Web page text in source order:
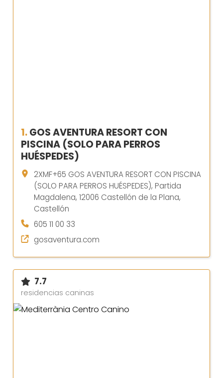
1.GOS AVENTURA RESORT CON
PISCINA (SOLO PARA PERROS
HUÉSPEDES)
2XMF+65 GOS AVENTURA RESORT CON PISCINA
(SOLO PARA PERROS HUÉSPEDES), Partida
Magdalena, 12006 Castellón de la Plana,
Castellón
605 11 00 33
gosaventura.com
7.7
residencias caninas